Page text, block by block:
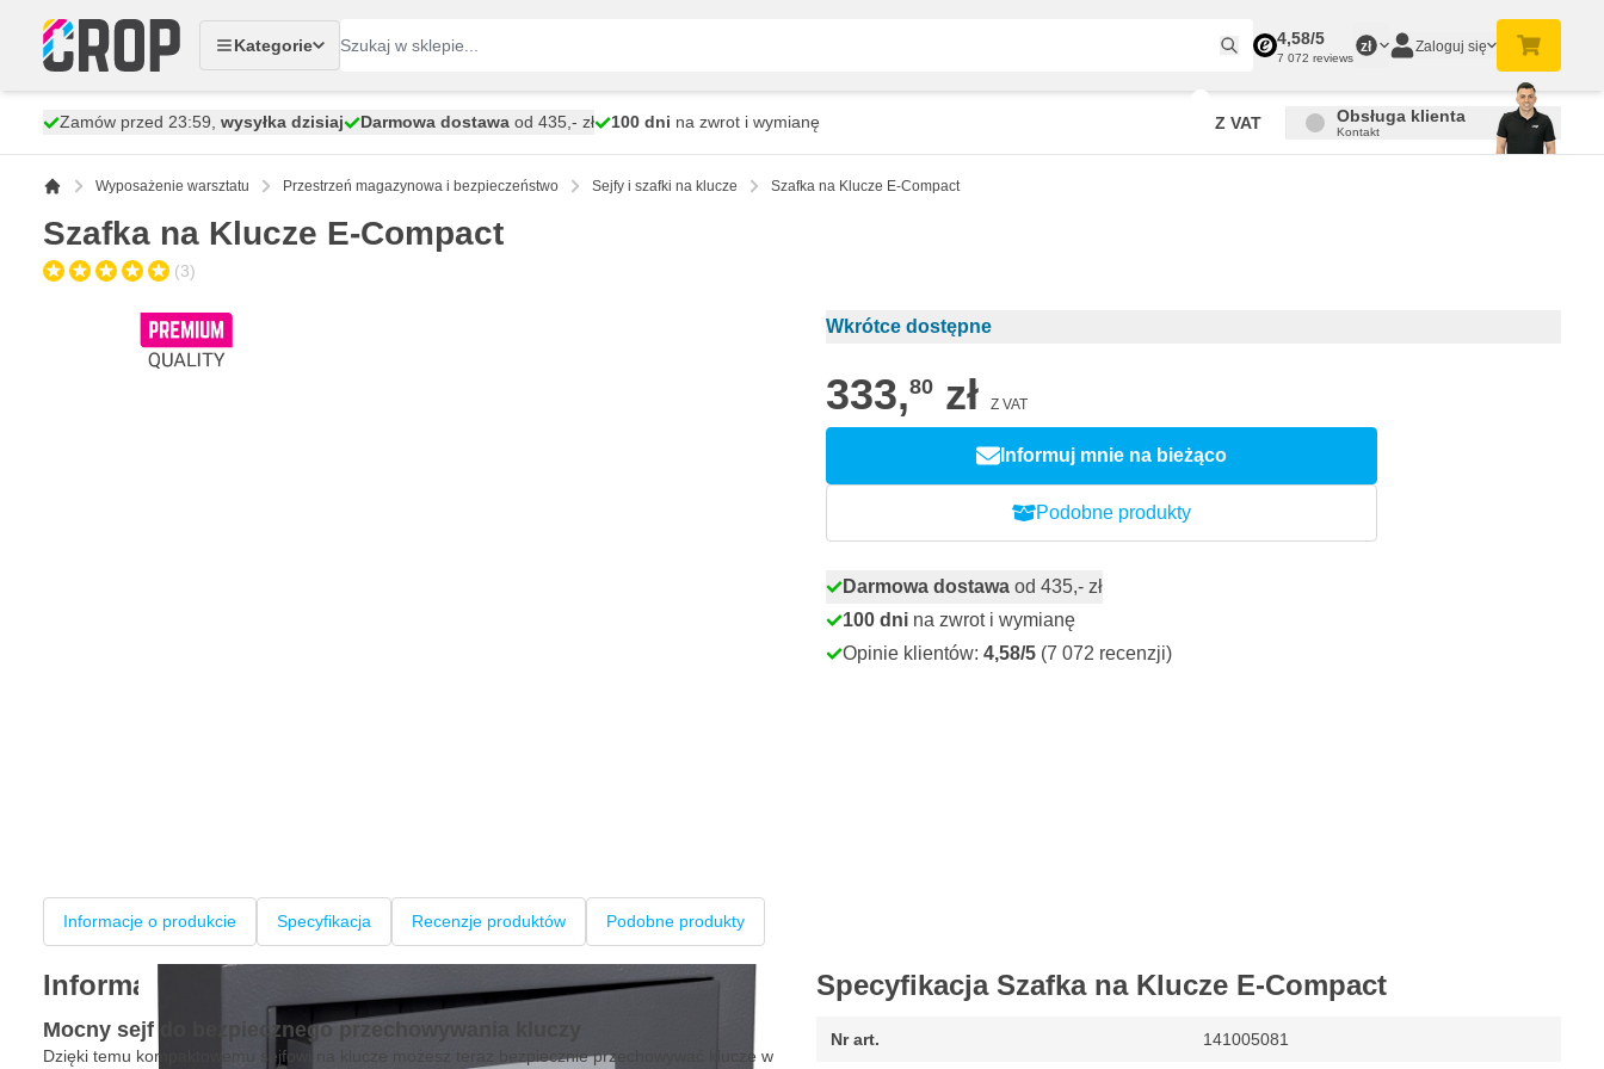
Kategorie
4,58/5
7 072 reviews
zł Zaloguj się
Zamów przed 23:59, wysyłka dzisiaj Darmowa dostawa od 435,- zł 100 dni na zwrot i wymianę Z VAT Obsługa klienta
Kontakt
Wyposażenie warsztatu Przestrzeń magazynowa i bezpieczeństwo Sejfy i szafki na klucze Szafka na Klucze E-Compact
Szafka na Klucze E-Compact
(3)
Wkrótce dostępne
333,80 zł Z VAT
Informuj mnie na bieżąco
Podobne produkty
Darmowa dostawa od 435,- zł
100 dni na zwrot i wymianę
Opinie klientów: 4,58/5 (7 072 recenzji)
Informacje o produkcie Specyfikacja Recenzje produktów Podobne produkty
Informacje o produkcie
Mocny sejf do bezpiecznego przechowywania kluczy
Dzięki temu kompaktowemu sejfowi na klucze możesz teraz bezpiecznie przechowywać klucze w
Specyfikacja Szafka na Klucze E-Compact
Nr art. 141005081